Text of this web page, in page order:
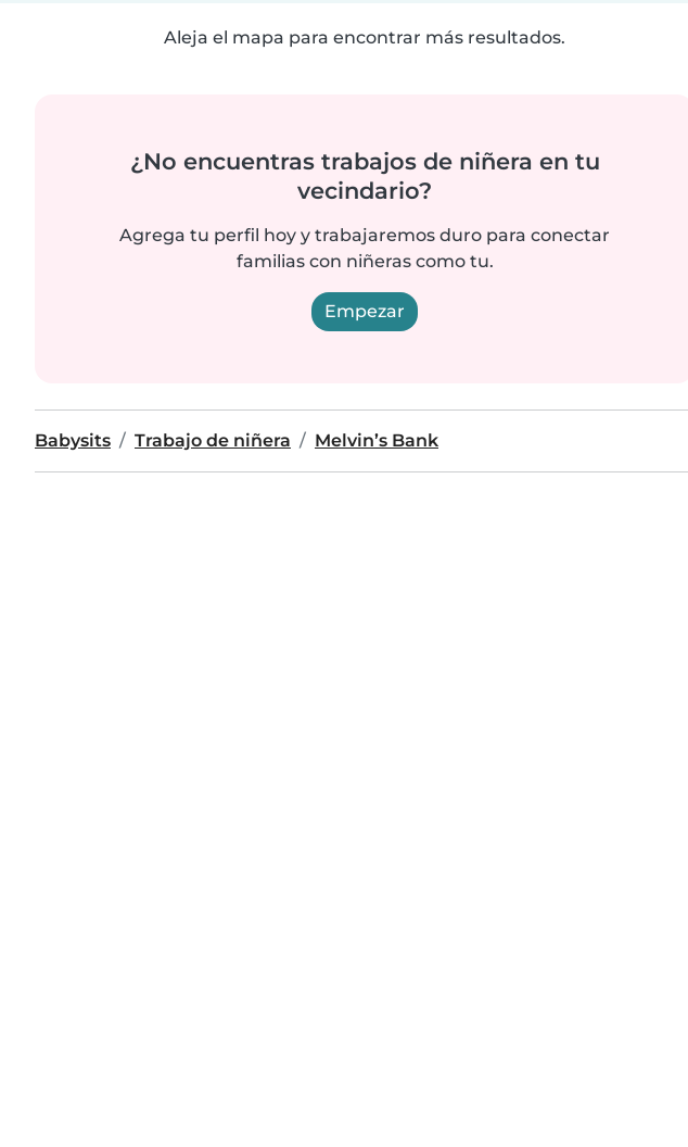
Aleja el mapa para encontrar más resultados.
¿No encuentras trabajos de niñera en tu
vecindario?
Agrega tu perfil hoy y trabajaremos duro para conectar
familias con niñeras como tu.
Empezar
Babysits Trabajo de niñera Melvin’s Bank